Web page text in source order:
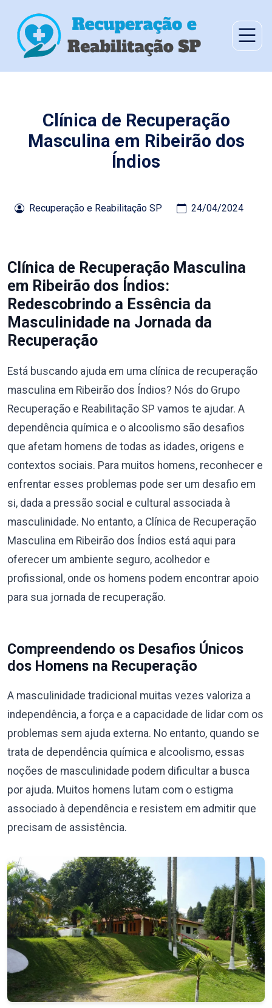
Clínica de Recuperação
Masculina em Ribeirão dos
Índios
Recuperação e Reabilitação SP 24/04/2024
Clínica de Recuperação Masculina
em Ribeirão dos Índios:
Redescobrindo a Essência da
Masculinidade na Jornada da
Recuperação
Está buscando ajuda em uma clínica de recuperação
masculina em Ribeirão dos Índios? Nós do Grupo
Recuperação e Reabilitação SP vamos te ajudar. A
dependência química e o alcoolismo são desafios
que afetam homens de todas as idades, origens e
contextos sociais. Para muitos homens, reconhecer e
enfrentar esses problemas pode ser um desafio em
si, dada a pressão social e cultural associada à
masculinidade. No entanto, a Clínica de Recuperação
Masculina em Ribeirão dos Índios está aqui para
oferecer um ambiente seguro, acolhedor e
profissional, onde os homens podem encontrar apoio
para sua jornada de recuperação.
Compreendendo os Desafios Únicos
dos Homens na Recuperação
A masculinidade tradicional muitas vezes valoriza a
independência, a força e a capacidade de lidar com os
problemas sem ajuda externa. No entanto, quando se
trata de dependência química e alcoolismo, essas
noções de masculinidade podem dificultar a busca
por ajuda. Muitos homens lutam com o estigma
associado à dependência e resistem em admitir que
precisam de assistência.